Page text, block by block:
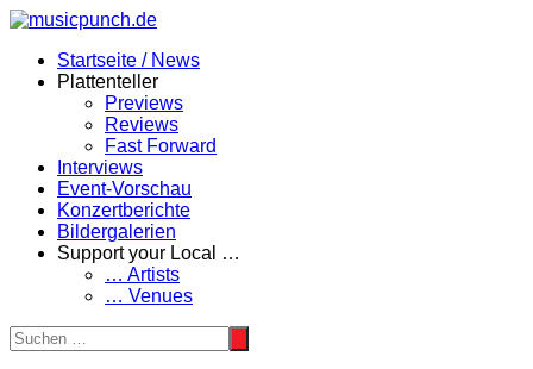
Zum
springenStartseite / News
Plattenteller
Previews
Reviews
Fast Forward
Interviews
Event-Vorschau
Konzertberichte
Bildergalerien
Support your Local …
… Artists
… Venues